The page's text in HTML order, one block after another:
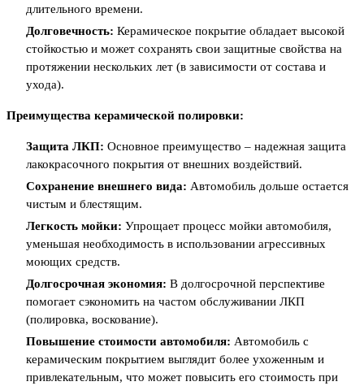
длительного времени.
Долговечность: Керамическое покрытие обладает высокой
стойкостью и может сохранять свои защитные свойства на
протяжении нескольких лет (в зависимости от состава и
ухода).
Преимущества керамической полировки:
Защита ЛКП: Основное преимущество – надежная защита
лакокрасочного покрытия от внешних воздействий.
Сохранение внешнего вида: Автомобиль дольше остается
чистым и блестящим.
Легкость мойки: Упрощает процесс мойки автомобиля,
уменьшая необходимость в использовании агрессивных
моющих средств.
Долгосрочная экономия: В долгосрочной перспективе
помогает сэкономить на частом обслуживании ЛКП
(полировка, воскование).
Повышение стоимости автомобиля: Автомобиль с
керамическим покрытием выглядит более ухоженным и
привлекательным, что может повысить его стоимость при